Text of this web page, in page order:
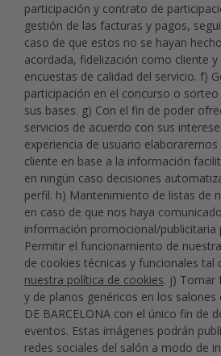
participación y contrato de
gestión de las facturas y pagos,
caso de que estos no se hayan
acordada, fidelización como cliente y
encuestas de calidad del servicio. f)
participación en el concurso o
sus bases. g) Con el fin de poder
servicios de acuerdo con sus
experiencia de usuario
cliente en base a la información
en ningún caso decisiones
perfil. h) Mantenimiento de listas de
en caso de que nos haya
información promocional/publicitaria
Permitir el funcionamiento de
de cookies técnicas y funcionales tal
nuestra política de cookies. j) Tomar
y de planos genéricos en los salones
DE BARCELONA con el único fin de
eventos. Estas imágenes podrán
redes sociales del salón a modo de